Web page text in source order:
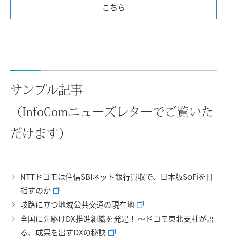
こちら
サンプル記事
（InfoComニューズレターでご覧いた
だけます）
NTTドコモは住信SBIネット銀行買収で、日本版SoFiを目
指すのか
岐路に立つ地域公共交通の現在地
全国に先駆けDX推進組織を発足！ ～ドコモ東北支社が語
る、成果を出すDXの秘訣